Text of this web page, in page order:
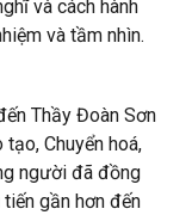
và cách hành
và tầm nhìn.
Thầy Đoàn Sơn
Chuyển hoá,
người đã đồng
gần hơn đến